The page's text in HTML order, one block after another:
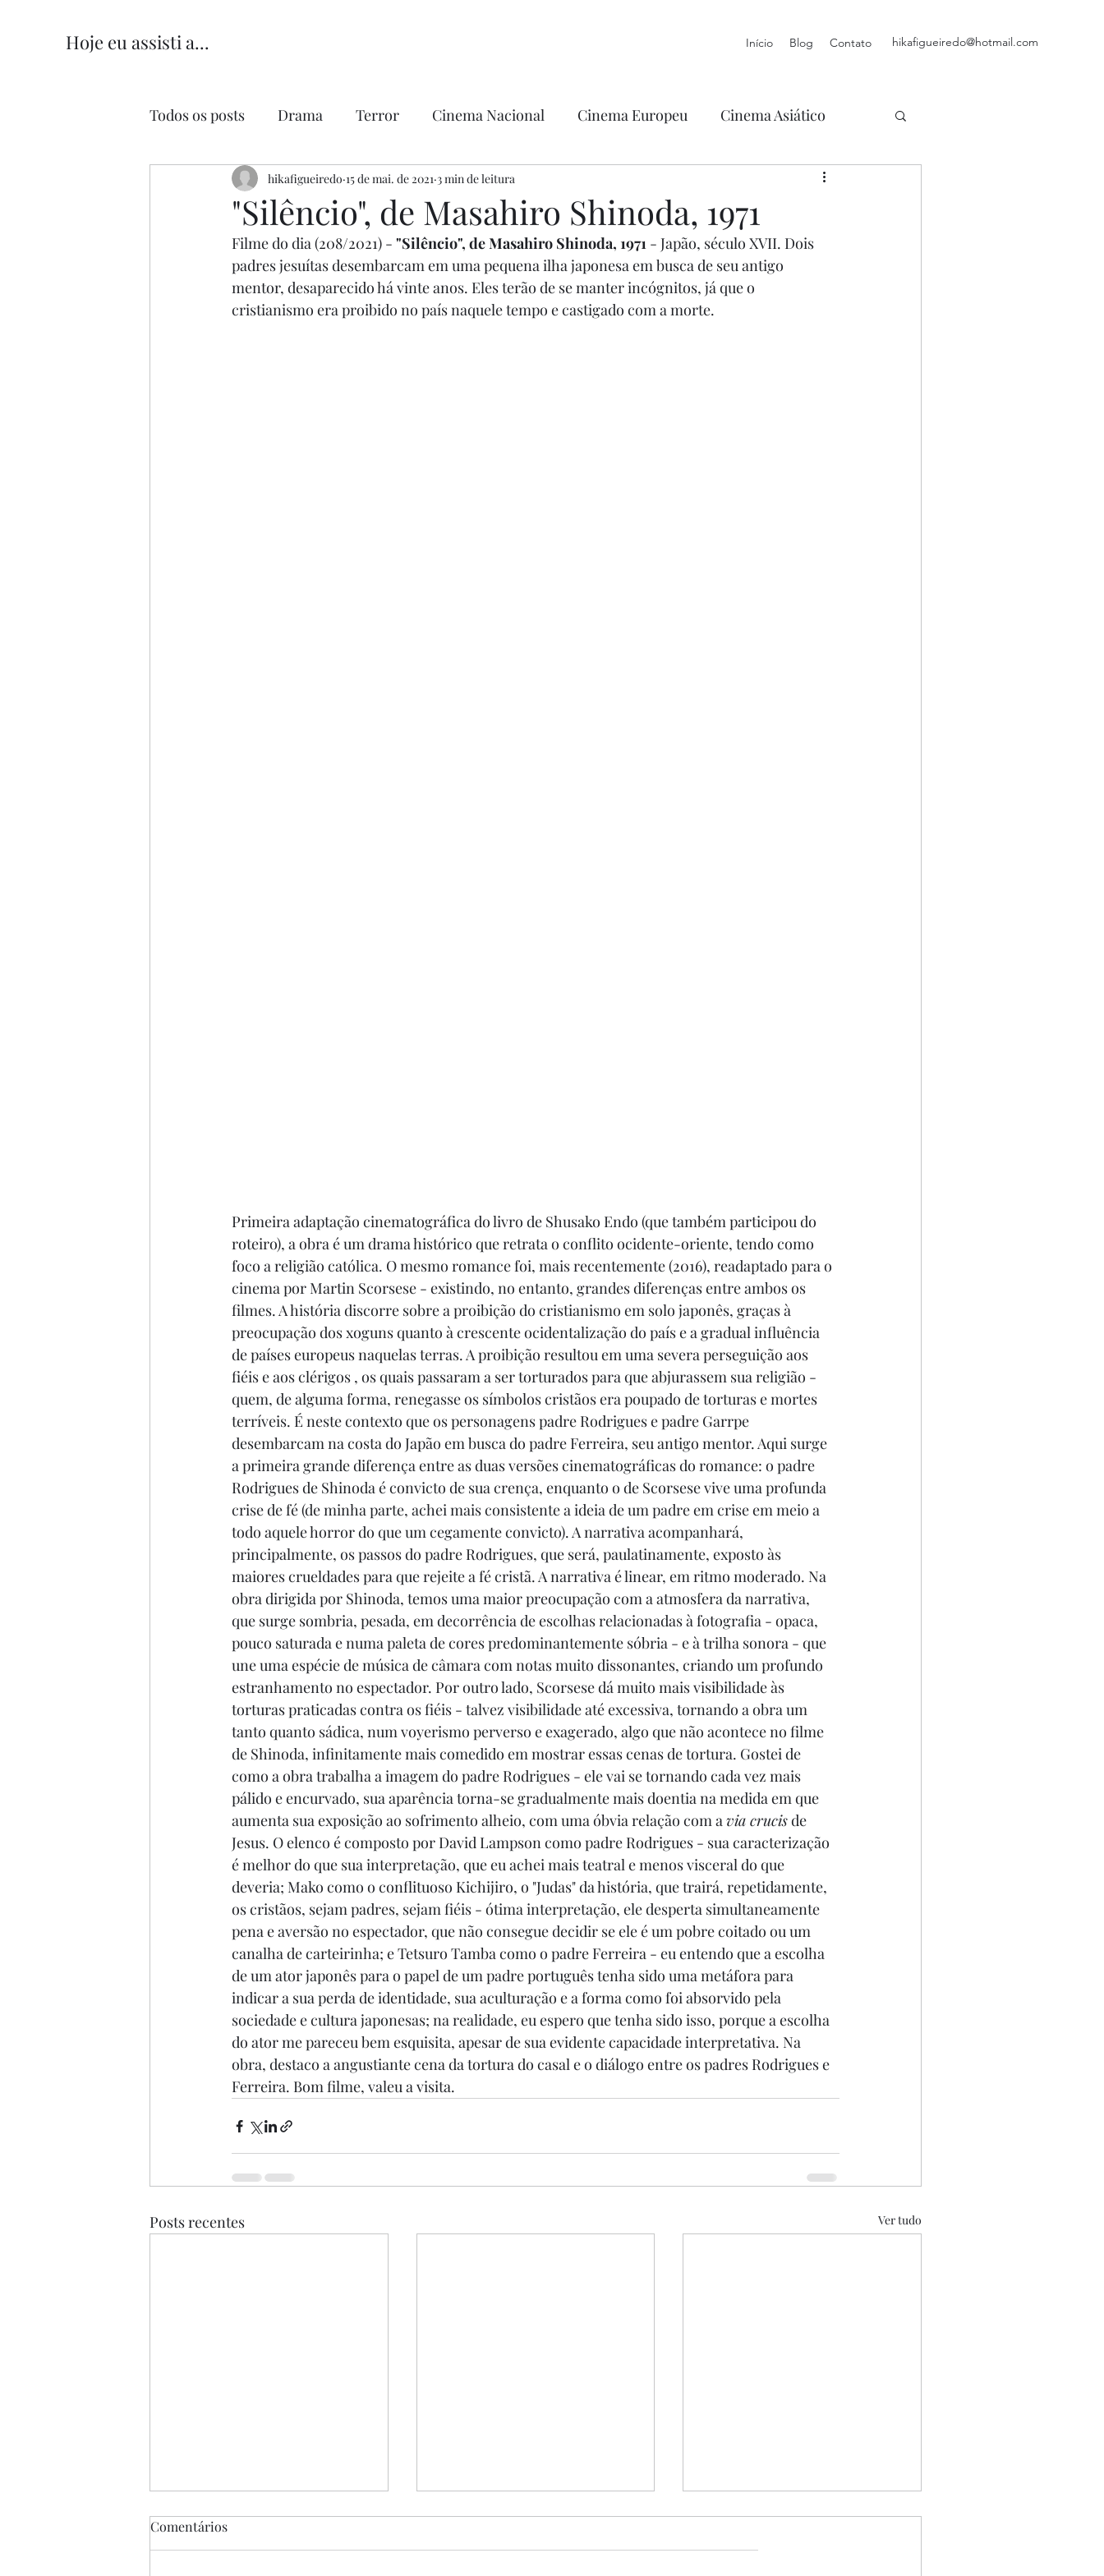
Hoje eu assisti a... Início Blog Contato hikafigueiredo@hotmail.com
Todos os posts Drama Terror Cinema Nacional Cinema Europeu Cinema Asiático
Comédia Comédia Romântica Ficção
"Silêncio", de Masahiro Shinoda, 1971
hikafigueiredo 15 de mai. de 2021 3 min de leitura
Filme do dia (208/2021) - "Silêncio", de Masahiro Shinoda, 1971 - Japão, século XVII. Dois
padres jesuítas desembarcam em uma pequena ilha japonesa em busca de seu antigo
mentor, desaparecido há vinte anos. Eles terão de se manter incógnitos, já que o
cristianismo era proibido no país naquele tempo e castigado com a morte.
Primeira adaptação cinematográfica do livro de Shusako Endo (que também participou do
roteiro), a obra é um drama histórico que retrata o conflito ocidente-oriente, tendo como
foco a religião católica. O mesmo romance foi, mais recentemente (2016), readaptado para o
cinema por Martin Scorsese - existindo, no entanto, grandes diferenças entre ambos os
filmes. A história discorre sobre a proibição do cristianismo em solo japonês, graças à
preocupação dos xoguns quanto à crescente ocidentalização do país e a gradual influência
de países europeus naquelas terras. A proibição resultou em uma severa perseguição aos
fiéis e aos clérigos , os quais passaram a ser torturados para que abjurassem sua religião -
quem, de alguma forma, renegasse os símbolos cristãos era poupado de torturas e mortes
terríveis. É neste contexto que os personagens padre Rodrigues e padre Garrpe
desembarcam na costa do Japão em busca do padre Ferreira, seu antigo mentor. Aqui surge
a primeira grande diferença entre as duas versões cinematográficas do romance: o padre
Rodrigues de Shinoda é convicto de sua crença, enquanto o de Scorsese vive uma profunda
crise de fé (de minha parte, achei mais consistente a ideia de um padre em crise em meio a
todo aquele horror do que um cegamente convicto). A narrativa acompanhará,
principalmente, os passos do padre Rodrigues, que será, paulatinamente, exposto às
maiores crueldades para que rejeite a fé cristã. A narrativa é linear, em ritmo moderado. Na
obra dirigida por Shinoda, temos uma maior preocupação com a atmosfera da narrativa,
que surge sombria, pesada, em decorrência de escolhas relacionadas à fotografia - opaca,
pouco saturada e numa paleta de cores predominantemente sóbria - e à trilha sonora - que
une uma espécie de música de câmara com notas muito dissonantes, criando um profundo
estranhamento no espectador. Por outro lado, Scorsese dá muito mais visibilidade às
torturas praticadas contra os fiéis - talvez visibilidade até excessiva, tornando a obra um
tanto quanto sádica, num voyerismo perverso e exagerado, algo que não acontece no filme
de Shinoda, infinitamente mais comedido em mostrar essas cenas de tortura. Gostei de
como a obra trabalha a imagem do padre Rodrigues - ele vai se tornando cada vez mais
pálido e encurvado, sua aparência torna-se gradualmente mais doentia na medida em que
aumenta sua exposição ao sofrimento alheio, com uma óbvia relação com a via crucis de
Jesus. O elenco é composto por David Lampson como padre Rodrigues - sua caracterização
é melhor do que sua interpretação, que eu achei mais teatral e menos visceral do que
deveria; Mako como o conflituoso Kichijiro, o "Judas" da história, que trairá, repetidamente,
os cristãos, sejam padres, sejam fiéis - ótima interpretação, ele desperta simultaneamente
pena e aversão no espectador, que não consegue decidir se ele é um pobre coitado ou um
canalha de carteirinha; e Tetsuro Tamba como o padre Ferreira - eu entendo que a escolha
de um ator japonês para o papel de um padre português tenha sido uma metáfora para
indicar a sua perda de identidade, sua aculturação e a forma como foi absorvido pela
sociedade e cultura japonesas; na realidade, eu espero que tenha sido isso, porque a escolha
do ator me pareceu bem esquisita, apesar de sua evidente capacidade interpretativa. Na
obra, destaco a angustiante cena da tortura do casal e o diálogo entre os padres Rodrigues e
Ferreira. Bom filme, valeu a visita.
Posts recentes Ver tudo
Comentários